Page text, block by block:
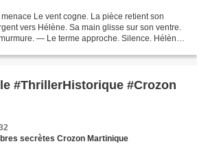
Le vent cogne. La pièce retient son
vers Hélène. Sa main glisse sur son ventre.
— Le terme approche. Silence. Hélène
#ThrillerHistorique #Crozon
secrètes Crozon Martinique